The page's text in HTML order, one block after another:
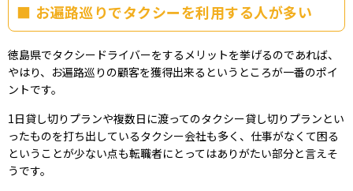
お遍路巡りでタクシーを利用する人が多い
徳島県でタクシードライバーをするメリットを挙げるのであれば、
やはり、お遍路巡りの顧客を獲得出来るというところが一番のポイ
ントです。
1日貸し切りプランや複数日に渡ってのタクシー貸し切りプランとい
ったものを打ち出しているタクシー会社も多く、仕事がなくて困る
ということが少ない点も転職者にとってはありがたい部分と言えそ
うです。